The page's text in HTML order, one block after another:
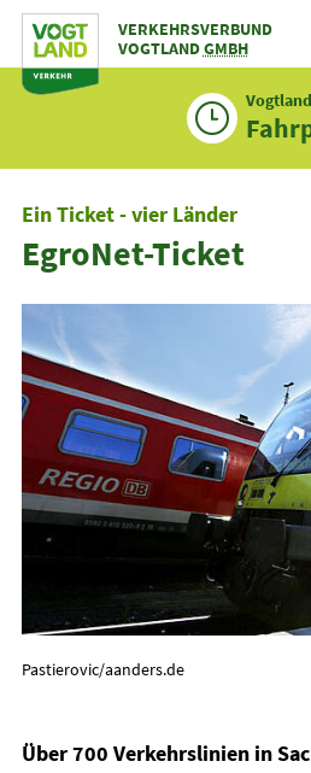
Zum
Inhalt
VERKEHRSVERBUND
VOGTLANDGMBH
Ein Ticket - vier Länder
EgroNet-Ticket
Pastierovic/aanders.de
Über 700 Verkehrslinien in